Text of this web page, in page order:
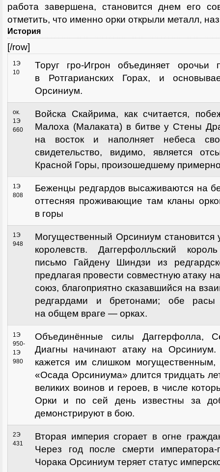
работа завершена, становится днем его
отметить, что именно орки открыли металл,
История
[/row]
1Э
10
Торуг гро-Игрон объединяет орочьи
в Ротгарианских Горах, и
Орсиниум.
ок.
1Э
660
Войска Скайрима, как считается,
Малоха (Малаката) в битве у Стены
на восток и наполняет небеса
свидетельство, видимо, является
Красной Горы, произошедшему
1Э
808
Беженцы редгардов высаживаются на
оттесняя проживающие там кланы
в горы
1Э
948
Могущественный Орсиниум становится
королевств. Даггерфолльский
письмо Гайдену Шиндзи из
предлагая провести совместную атаку
союз, благоприятно сказавшийся на
редгардами и бретонами; обе расы
на общем враге — орках.
1Э
950-
1Э
980
Объединённые силы Даггерфолла,
Диагны начинают атаку на Орсиниум.
кажется им слишком могущественным,
«Осада Орсиниума» длится тридцать
великих воинов и героев, в числе
Орки и по сей день известны за
демонстрируют в бою.
2Э
431
Вторая империя сгорает в огне
Через год после смерти императора-
Чорака Орсиниум теряет статус